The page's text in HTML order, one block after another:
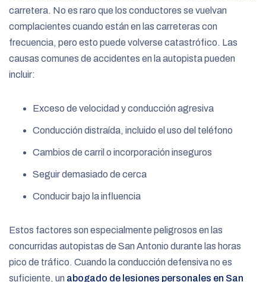
carretera. No es raro que los conductores se vuelvan
complacientes cuando están en las carreteras con
frecuencia, pero esto puede volverse catastrófico. Las
causas comunes de accidentes en la autopista pueden
incluir:
Exceso de velocidad y conducción agresiva
Conducción distraída, incluido el uso del teléfono
Cambios de carril o incorporación inseguros
Seguir demasiado de cerca
Conducir bajo la influencia
Estos factores son especialmente peligrosos en las
concurridas autopistas de San Antonio durante las horas
pico de tráfico. Cuando la conducción defensiva no es
suficiente, un abogado de lesiones personales en San